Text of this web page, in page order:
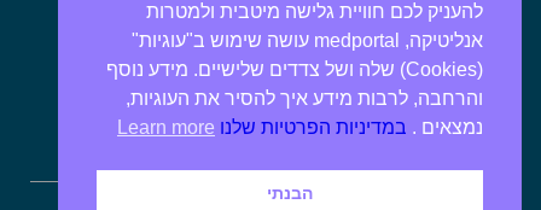
אבנים בכיס המרה
מרולה
מורינגה
אלוורה
להעניק לכם חוויית גלישה מיטבית ולמטרות
אנליטיקה, medportal עושה שימוש ב"עוגיות"
(Cookies) שלה ושל צדדים שלישיים. מידע נוסף
והרחבה, לרבות מידע איך להסיר את העוגיות,
נמצאים . במדיניות הפרטיות שלנו Learn more
הבנתי